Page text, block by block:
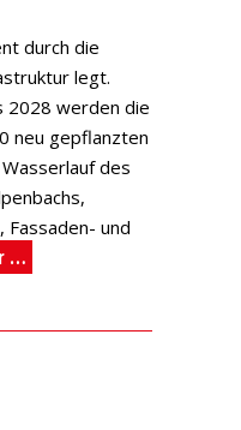
durch die
legt.
2028 werden die
neu gepflanzten
des
Fassaden- und
…